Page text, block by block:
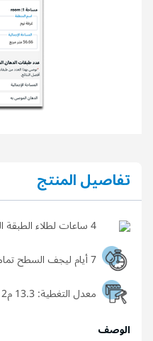
تفاصيل المنتج
4 ساعات لطلاء الطبقة الثانية
7 أيام ليجف السطح تماماً
معدل التغطية:
الوصف